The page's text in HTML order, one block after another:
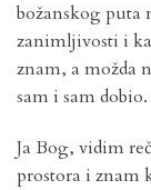
božanskog
zanimljivosti i
znam, a možda
sam i sam
Ja Bog, vidim
prostora i znam